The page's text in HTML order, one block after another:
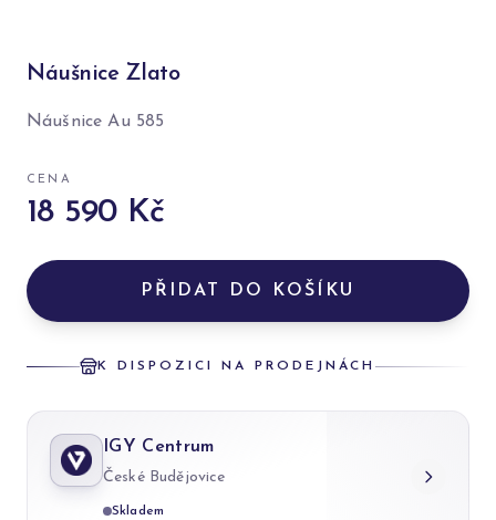
Náušnice Zlato
Náušnice Au 585
CENA
18 590 Kč
PŘIDAT DO KOŠÍKU
K DISPOZICI NA PRODEJNÁCH
IGY Centrum
České Budějovice
Skladem